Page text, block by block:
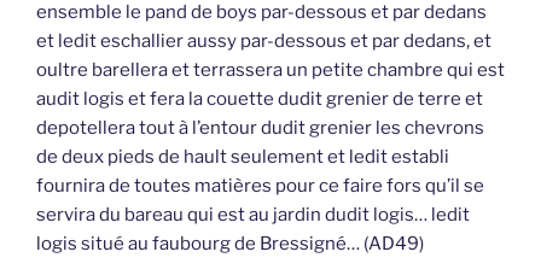
ensemble le pand de boys par-dessous et par dedans
et ledit eschallier aussy par-dessous et par dedans, et
oultre barellera et terrassera un petite chambre qui est
audit logis et fera la couette dudit grenier de terre et
depotellera tout à l’entour dudit grenier les chevrons
de deux pieds de hault seulement et ledit establi
fournira de toutes matières pour ce faire fors qu’il se
servira du bareau qui est au jardin dudit logis… ledit
logis situé au faubourg de Bressigné… (AD49)